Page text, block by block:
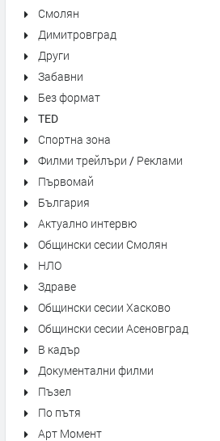
Смолян
Димитровград
Други
Забавни
Без формат
TED
Спортна зона
Филми трейлъри / Реклами
Първомай
България
Актуално интервю
Общински сесии Смолян
НЛО
Здраве
Общински сесии Хасково
Общински сесии Асеновград
В кадър
Документални филми
Пъзел
По пътя
Арт Момент